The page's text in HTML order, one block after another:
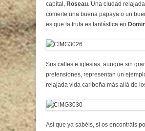
capital, Roseau. Una ciudad
comerte una buena papaya o un
es que la fruta es fantástica en
Sus calles e iglesias, aunque sin
pretensiones, representan un
relajada vida caribeña más allá de
Así que ya sabéis, si os encontráis